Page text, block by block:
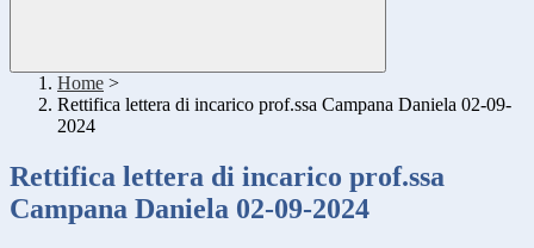
Home >
Rettifica lettera di incarico prof.ssa Campana Daniela 02-09-
2024
Rettifica lettera di incarico prof.ssa
Campana Daniela 02-09-2024